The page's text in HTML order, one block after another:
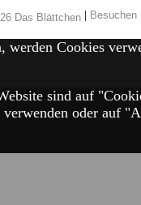
|
Cookies
sind auf
oder auf